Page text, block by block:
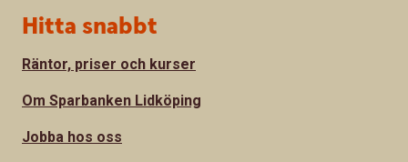
Hitta snabbt
Räntor, priser och kurser
Om Sparbanken Lidköping
Jobba hos oss